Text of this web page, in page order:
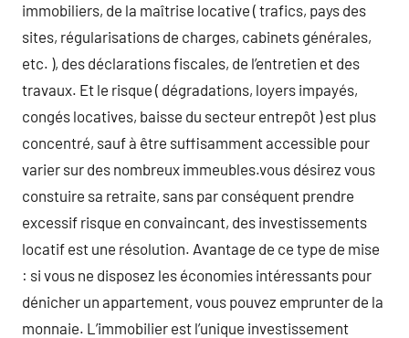
immobiliers, de la maîtrise locative ( trafics, pays des
sites, régularisations de charges, cabinets générales,
etc. ), des déclarations fiscales, de l’entretien et des
travaux. Et le risque ( dégradations, loyers impayés,
congés locatives, baisse du secteur entrepôt ) est plus
concentré, sauf à être suffisamment accessible pour
varier sur des nombreux immeubles.vous désirez vous
constuire sa retraite, sans par conséquent prendre
excessif risque en convaincant, des investissements
locatif est une résolution. Avantage de ce type de mise
: si vous ne disposez les économies intéressants pour
dénicher un appartement, vous pouvez emprunter de la
monnaie. L’immobilier est l’unique investissement